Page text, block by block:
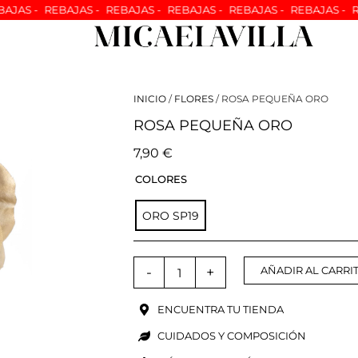
- REBAJAS - REBAJAS - REBAJAS - REBAJAS - REBAJAS -
INICIO / FLORES / ROSA PEQUEÑA ORO
ROSA PEQUEÑA ORO
7,90€
COLORES
ORO SP19
-
ROSA
ORO
cantidad
+ AÑADIR AL
ENCUENTRA TU TIENDA
CUIDADOS Y COMPOSICIÓN